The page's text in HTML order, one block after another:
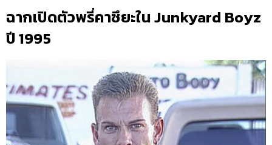
ฉากเปิดตัวพรี่คาซึยะใน Junkyard Boyz
ปี 1995